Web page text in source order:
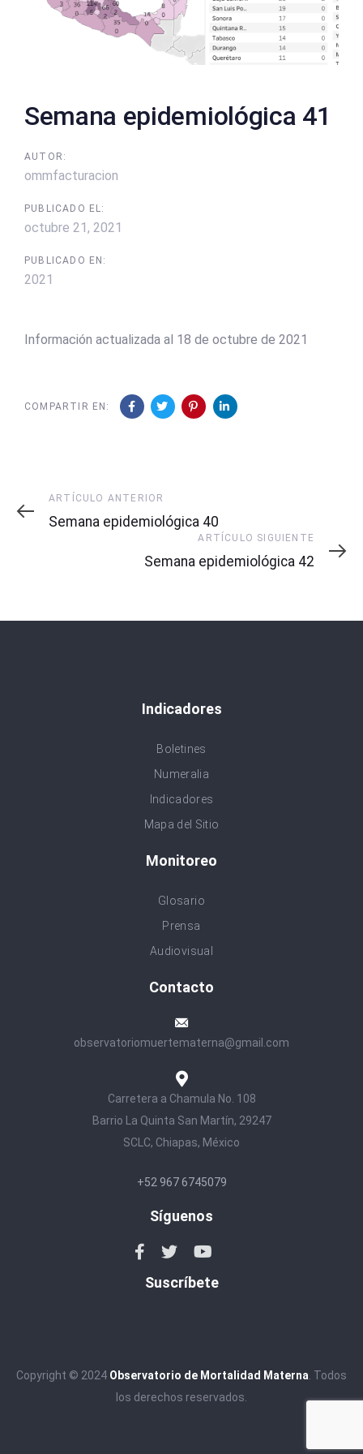
Semana epidemiológica 41
AUTOR:
ommfacturacion
PUBLICADO EL:
octubre 21, 2021
PUBLICADO EN:
2021
Información actualizada al 18 de octubre de 2021
COMPARTIR EN:
Artículo
Anterior
ARTÍCULO ANTERIOR
Semana epidemiológica 40
Siguiente
ARTÍCULO SIGUIENTE
Semana epidemiológica 42
Indicadores
Boletines
Numeralia
Indicadores
Mapa del Sitio
Monitoreo
Glosario
Prensa
Audiovisual
Contacto
observatoriomuertematerna@gmail.com
Carretera a Chamula No. 108
Barrio La Quinta San Martín, 29247
SCLC, Chiapas, México
+52 967 6745079
Síguenos
Suscríbete
Copyright © 2024 Observatorio de Mortalidad Materna . Todos
los derechos reservados.